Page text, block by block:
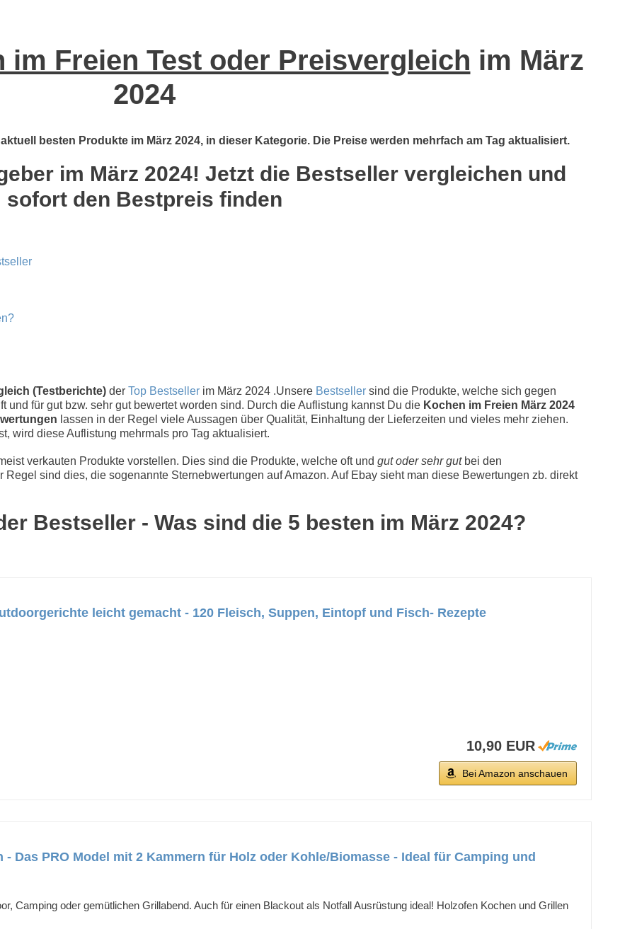
im Freien Test oder Preisvergleich im März
2024
besten Produkte im März 2024, in dieser Kategorie. Die Preise werden mehrfach am Tag aktualisiert.
im März 2024! Jetzt die Bestseller vergleichen und
sofort den Bestpreis finden
(Testberichte) der Top Bestseller im März 2024 .Unsere Bestseller sind die Produkte, welche sich gegen
für gut bzw. sehr gut bewertet worden sind. Durch die Auflistung kannst Du die Kochen im Freien März 2024
lassen in der Regel viele Aussagen über Qualität, Einhaltung der Lieferzeiten und vieles mehr ziehen.
wird diese Auflistung mehrmals pro Tag aktualisiert.
verkauten Produkte vorstellen. Dies sind die Produkte, welche oft und gut oder sehr gutbei den
sind dies, die sogenannte Sternebwertungen auf Amazon. Auf Ebay sieht man diese Bewertungen zb. direkt
Bestseller - Was sind die 5 besten im März 2024?
leicht gemacht - 120 Fleisch, Suppen, Eintopf und Fisch- Rezepte
10,90 EUR
Bei Amazon anschauen
- Das PRO Model mit 2 Kammern für Holz oder Kohle/Biomasse - Ideal für Camping und
Camping oder gemütlichen Grillabend. Auch für einen Blackout als Notfall Ausrüstung ideal! Holzofen Kochen und Grillen